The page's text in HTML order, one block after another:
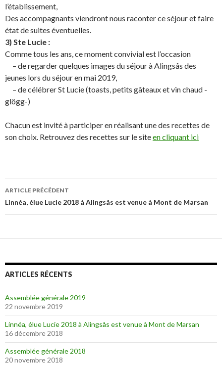
l’établissement,
Des accompagnants viendront nous raconter ce séjour et faire
état de suites éventuelles.
3) Ste Lucie :
Comme tous les ans, ce moment convivial est l’occasion
– de regarder quelques images du séjour à Alingsås des
jeunes lors du séjour en mai 2019,
– de célébrer St Lucie (toasts, petits gâteaux et vin chaud -
glögg-)
Chacun est invité à participer en réalisant une des recettes de
son choix. Retrouvez des recettes sur le siteen cliquant ici
Navigation
articles
ARTICLE PRÉCÉDENT
Linnéa, élue Lucie 2018 à Alingsås est venue à Mont de Marsan
ARTICLES RÉCENTS
Assemblée générale 2019
22 novembre 2019
Linnéa, élue Lucie 2018 à Alingsås est venue à Mont de Marsan
16 décembre 2018
Assemblée générale 2018
20 novembre 2018